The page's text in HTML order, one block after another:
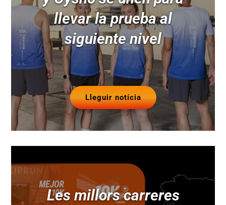
llevar la prueba al
siguiente nivel
Lleguir notícia
Les millors carreres